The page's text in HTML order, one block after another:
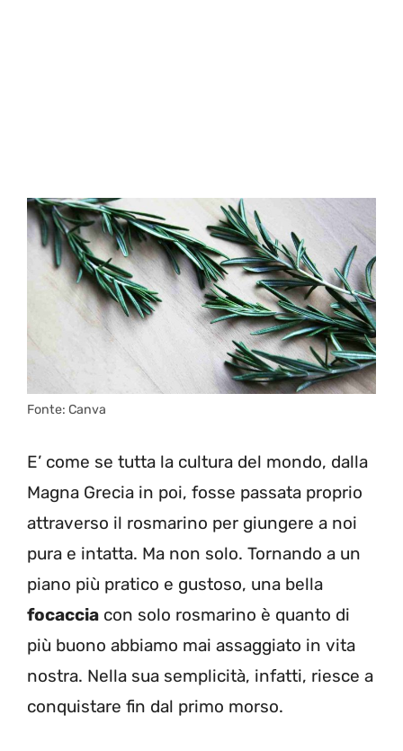
Fonte: Canva
E’ come se tutta la cultura del mondo, dalla
Magna Grecia in poi, fosse passata proprio
attraverso il rosmarino per giungere a noi
pura e intatta. Ma non solo. Tornando a un
piano più pratico e gustoso, una bella
focaccia con solo rosmarino è quanto di
più buono abbiamo mai assaggiato in vita
nostra. Nella sua semplicità, infatti, riesce a
conquistare fin dal primo morso.